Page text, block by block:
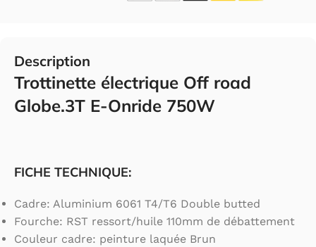
Description
Trottinette électrique Off road
Globe.3T E-Onride 750W
FICHE TECHNIQUE:
Cadre: Aluminium 6061 T4/T6 Double butted
Fourche: RST ressort/huile 110mm de débattement
Couleur cadre: peinture laquée Brun